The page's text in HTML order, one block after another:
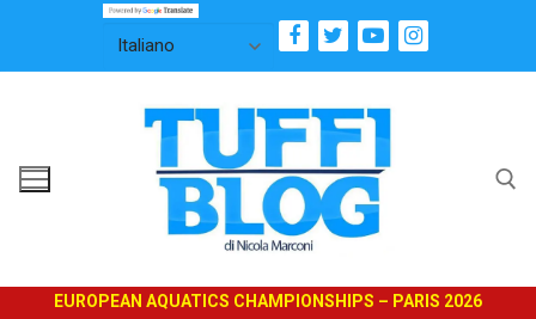
contenuto
EUROPEAN AQUATICS CHAMPIONSHIPS – PARIS 2026